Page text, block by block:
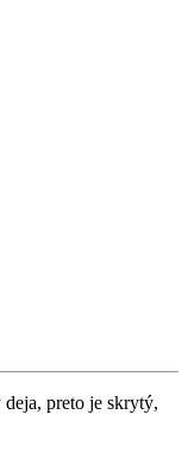
preto je skrytý,